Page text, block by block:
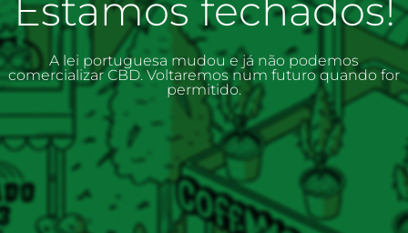
Estamos fechados!
A lei portuguesa mudou e já não podemos
comercializar CBD. Voltaremos num futuro quando for
permitido.